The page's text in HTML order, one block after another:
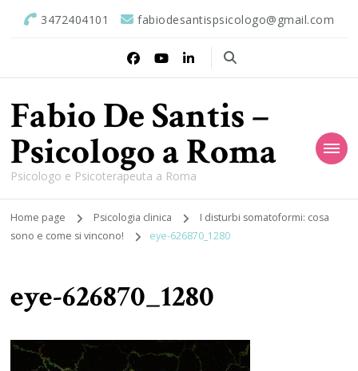
3472404101 fabiodesantispsicologo@gmail.com
Fabio De Santis –
Psicologo a Roma
Psicologo e Psicoterapeuta a Roma
Home page Psicologia clinica
I disturbi somatoformi: cosa
sono e come si vincono!
eye-626870_1280
eye-626870_1280